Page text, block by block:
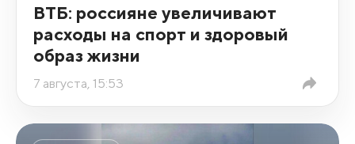
ВТБ: россияне увеличивают
расходы на спорт и здоровый
образ жизни
7 августа, 15:53